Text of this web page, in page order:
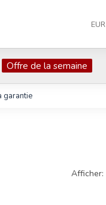
EUR
Offre de la semaine
garantie
Afficher: